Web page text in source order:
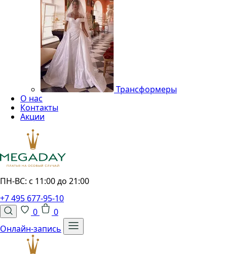
Трансформеры
О нас
Контакты
Акции
ПН-ВС: с 11:00 до 21:00
+7 495 677-95-10
0
0
Онлайн-запись